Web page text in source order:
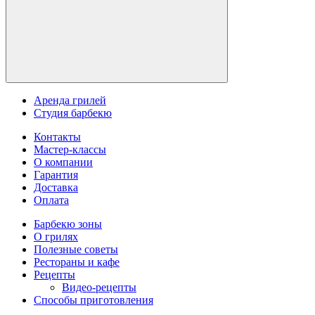
Аренда грилей
Студия барбекю
Контакты
Мастер-классы
О компании
Гарантия
Доставка
Оплата
Барбекю зоны
О грилях
Полезные советы
Рестораны и кафе
Рецепты
Видео-рецепты
Способы приготовления